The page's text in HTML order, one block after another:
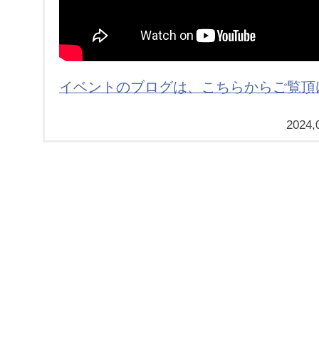
イベントのブログは、こちらからご覧